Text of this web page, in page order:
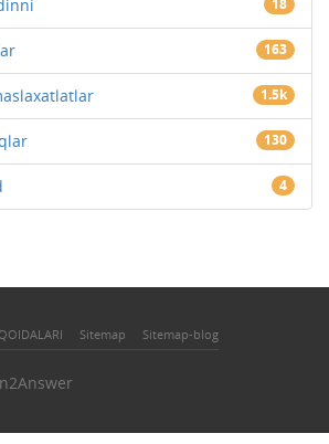
163
1.5k
130
4
Sitemap Sitemap-blog